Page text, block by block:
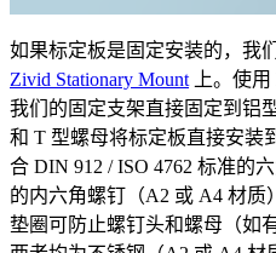
如果标定板是固定安装的，我
Zivid Stationary Mount 上。使
我们的固定支架直接固定到铝
和 T 型螺母将标定板直接安装
合 DIN 912 / ISO 4762 标准的
的内六角螺钉（A2 或 A4 材
垫圈可防止螺钉头和螺母（如